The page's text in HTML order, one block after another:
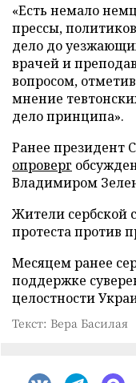
«Есть немало
прессы,
дело до
врачей и
вопросом,
мнение
дело принципа».
Ранее президент
опроверг
Владимиром
Жители сербской
протеста против
Месяцем ранее
поддержке
целостности
Текст: Вера Басилая